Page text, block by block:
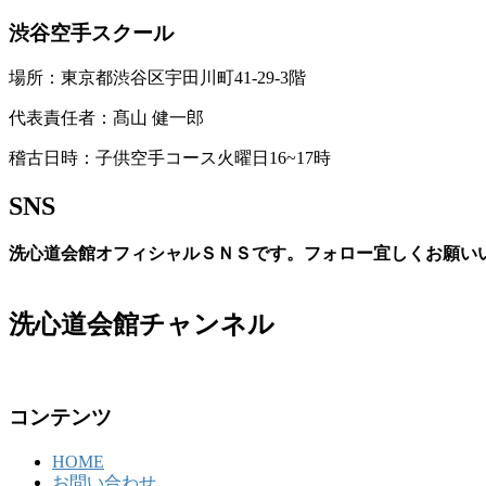
渋谷空手スクール
場所：東京都渋谷区宇田川町41-29-3階
代表責任者：髙山 健一郎
稽古日時：子供空手コース火曜日16~17時
SNS
洗心道会館オフィシャルＳＮＳです。フォロー宜しくお願い
洗心道会館チャンネル
コンテンツ
HOME
お問い合わせ